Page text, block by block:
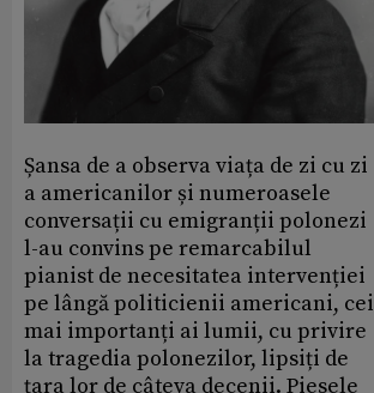
Șansa de a observa viața de zi cu zi
a americanilor și numeroasele
conversații cu emigranții polonezi
l-au convins pe remarcabilul
pianist de necesitatea intervenției
pe lângă politicienii americani, cei
mai importanți ai lumii, cu privire
la tragedia polonezilor, lipsiți de
țara lor de câteva decenii. Piesele